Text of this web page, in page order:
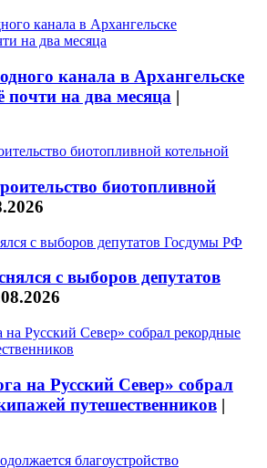
канала в Архангельске
почти на два месяца |
биотопливной
с выборов депутатов
на Русский Север» собрал
путешественников |